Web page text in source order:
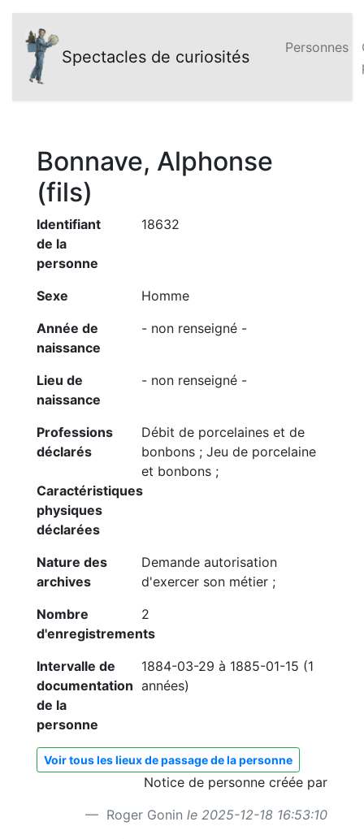
Spectacles de curiosités Personnes
Bonnave, Alphonse
(fils)
Identifiant
de la
personne
18632
Sexe
Homme
Année de
naissance
- non renseigné -
Lieu de
naissance
- non renseigné -
Professions
déclarés
Débit de porcelaines et de
bonbons ; Jeu de porcelaine
et bonbons ;
Caractéristiques
physiques
déclarées
Nature des
archives
Demande autorisation
d'exercer son métier ;
Nombre
d'enregistrements
2
Intervalle de
documentation
de la
personne
1884-03-29 à 1885-01-15 (1
années)
Voir tous les lieux de passage de la personne
Notice de personne créée par
Roger Gonin le 2025-12-18 16:53:10